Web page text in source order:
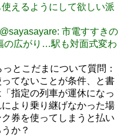
えるようにして欲しい派
市電すすきの
の広がり…駅も対面式変わ
っとこだまについて質問：
てないことが条件、と書
指定の列車が運休になっ
より乗り継げなかった場
券を使ってしまうと払い
か？